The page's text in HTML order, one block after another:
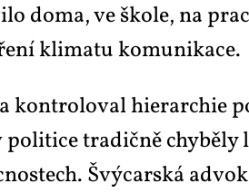
do­ma, ve ško­le, na
kli­ma­tu ko­mu­ni­ka­ce.
kon­t­ro­lo­val hi­e­rar­chie
po­li­ti­ce tra­dič­ně
Švý­car­ská